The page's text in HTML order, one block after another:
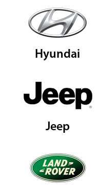
Hyundai
Jeep